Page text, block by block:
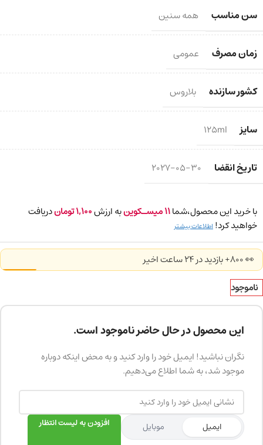
سن مناسب همه سنین
زمان مصرف عمومی
کشور سازنده بلاروس
سایز 125ml
تاریخ انقضا 2027-05-30
با خرید این محصول،شما11میسـکوینبه ارزش1,100توماندریافت
خواهید کرد! اطلاعات بیشتر
👀 800+ بازدید در ۲۴ ساعت اخیر
ناموجود
این محصول در حال حاضر ناموجود است.
نگران نباشید! ایمیل خود را وارد کنید و به محض اینکه دوباره
موجود شد، به شما اطلاع می‌دهیم.
ایمیل موبایل افزودن به لیست انتظار